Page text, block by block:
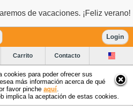
de vacaciones. ¡Feliz verano!
Login
Carrito Contacto
cookies para poder ofrecer sus
más información acerca de qué
favor pinche aquí
implica la aceptación de estas cookies.